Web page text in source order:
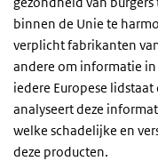
binnen de Unie te
verplicht fabrikanten
andere om informatie
iedere Europese
analyseert deze
welke schadelijke en
deze producten.